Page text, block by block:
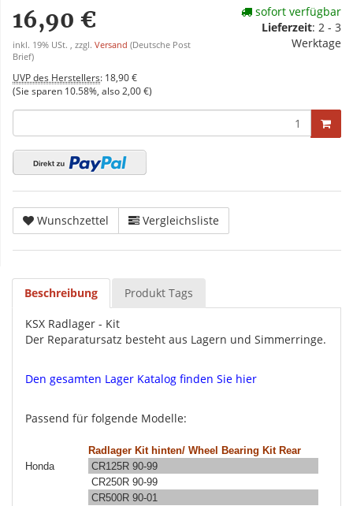
16,90 €
inkl. 19% USt. , zzgl. Versand (Deutsche Post
Brief)
UVP des Herstellers: 18,90 €
(Sie sparen 10.58% , also 2,00 €)
sofort verfügbar
Lieferzeit: 2 - 3
Werktage
Wunschzettel Vergleichsliste
Beschreibung Produkt Tags
KSX Radlager - Kit
Der Reparatursatz besteht aus Lagern und Simmerringe.
Den gesamten Lager Katalog finden Sie hier
Passend für folgende Modelle:
Radlager Kit hinten/ Wheel Bearing Kit Rear
Honda
CR125R 90-99
CR250R 90-99
CR500R 90-01